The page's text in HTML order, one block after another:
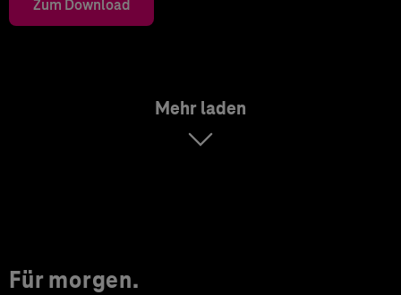
Zum Download
Mehr laden
Für morgen.